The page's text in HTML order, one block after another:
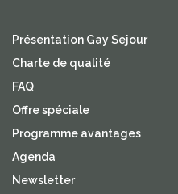
Présentation Gay Sejour
Charte de qualité
FAQ
Offre spéciale
Programme avantages
Agenda
Newsletter